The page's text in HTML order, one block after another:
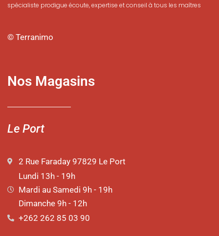
spécialiste prodigue écoute, expertise et conseil à tous les maîtres
© Terranimo
Nos Magasins
Le Port
2 Rue Faraday 97829 Le Port
Lundi 13h - 19h
Mardi au Samedi 9h - 19h
Dimanche 9h - 12h
+262 262 85 03 90